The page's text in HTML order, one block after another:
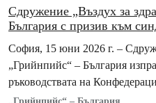
Сдружение „Въздух за
България с призив към
местната общност
София, 15 юни 2026 г. –
„Грийнпийс“ – България
ръководствата на
синдикати на България